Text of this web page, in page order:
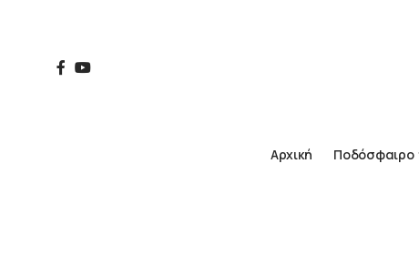
Αρχική Ποδόσφαιρο